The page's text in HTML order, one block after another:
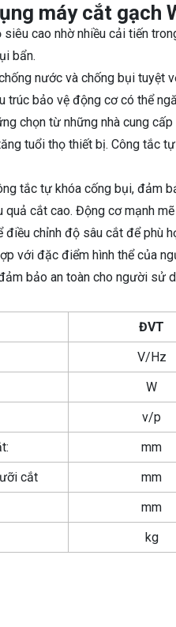
máy cắt gạch
cao nhờ nhiều cải tiến
bẩn.
nước và chống bụi tuyệt
trúc bảo vệ động cơ có thể
chọn từ những nhà cung
tuổi thọ thiết bị. Công tắc
tắc tự khóa cống bụi, đảm
cắt cao. Động cơ mạnh
điều chỉnh độ sâu cắt để phù
với đặc điểm hình thể của
bảo an toàn cho người sử
ĐVT
V/Hz
W
v/p
mm
cắt
mm
mm
kg